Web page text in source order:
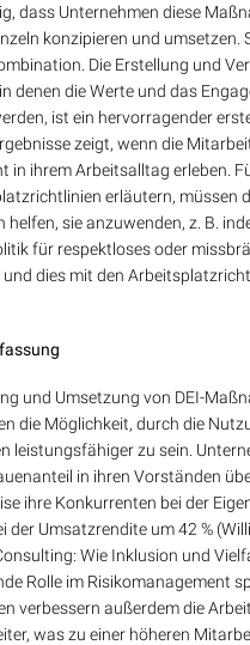
dass Unternehmen diese
konzipieren und umsetzen.
Die Erstellung und
denen die Werte und das
ist ein hervorragender
zeigt, wenn die
in ihrem Arbeitsalltag erleben.
erläutern, müssen
helfen, sie anzuwenden, z. B.
für respektloses oder
dies mit den
und Umsetzung von DEI-
die Möglichkeit, durch die
leistungsfähiger zu sein.
in ihren Vorständen
ihre Konkurrenten bei der
der Umsatzrendite um 42 %
Wie Inklusion und
Rolle im Risikomanagement
verbessern außerdem die
was zu einer höheren